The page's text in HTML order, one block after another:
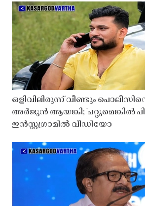
ഒളിവിലിരുന്ന് വീണ്ടും
അർജുൻ ആയങ്കി; 'പറ്റുമെങ്കിൽ
ഇൻസ്റ്റഗ്രാമിൽ വീഡിയോ